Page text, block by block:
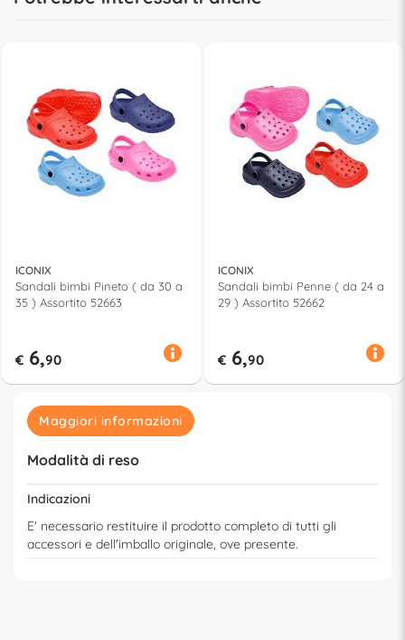
ICONIX
Sandali bimbi Pineto ( da 30 a
35 ) Assortito 52663
€ 6,90
ICONIX
Sandali bimbi Penne ( da 24 a
29 ) Assortito 52662
€ 6,90
Maggiori informazioni
Modalità di reso
Indicazioni
E' necessario restituire il prodotto completo di tutti gli
accessori e dell'imballo originale, ove presente.